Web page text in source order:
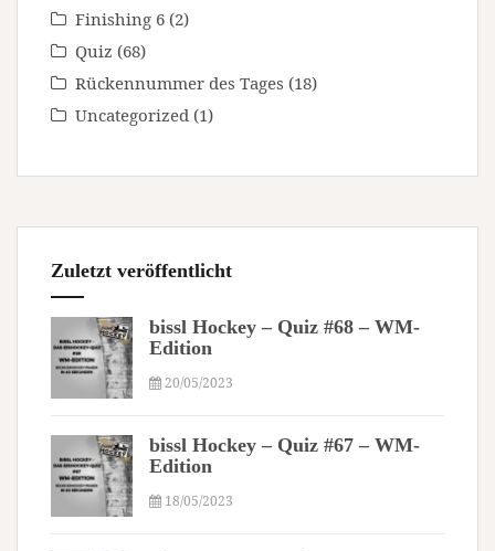
Finishing 6 (2)
Quiz (68)
Rückennummer des Tages (18)
Uncategorized (1)
Zuletzt veröffentlicht
bissl Hockey – Quiz #68 – WM-
Edition
20/05/2023
bissl Hockey – Quiz #67 – WM-
Edition
18/05/2023